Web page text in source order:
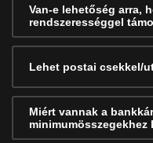
Van-e lehetőség arra,
rendszerességgel
Lehet postai csekkel/
Miért vannak a
minimumösszegekhez